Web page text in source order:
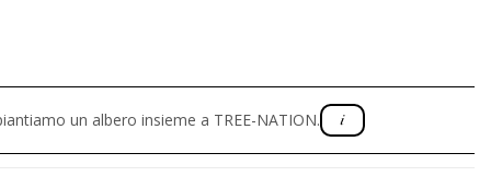
un albero insieme a TREE-NATION.